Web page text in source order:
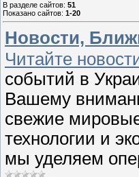
В разделе сайтов: 51
Показано сайтов: 1-20
Новости,
Читайте
событий в
Вашему
свежие
технологии и
мы уделяем